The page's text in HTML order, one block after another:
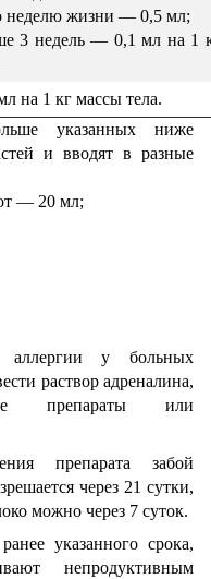
неделю жизни — 0,5 мл;
3 недель — 0,1 мл на 1
на 1 кг массы тела.
указанных ниже
и вводят в разные
— 20 мл;
аллергии у больных
раствор адреналина,
препараты или
препарата забой
через 21 сутки,
можно через 7 суток.
указанного срока,
непродуктивным